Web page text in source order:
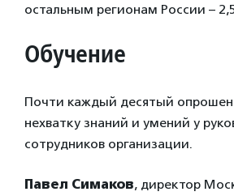
остальным регионам России –
Обучение
Почти каждый десятый
нехватку знаний и умений у
сотрудников организации.
Павел Симаков, директор